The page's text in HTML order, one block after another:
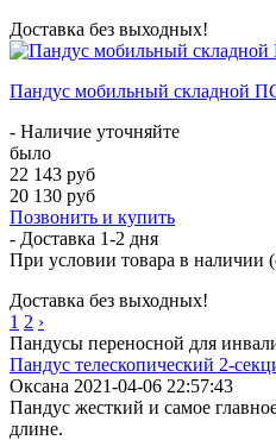
Доставка без выходных!
Пандус мобильный складной
- Наличие уточняйте
было
22 143 руб
20 130 руб
Позвонить и купить
- Доставка 1-2 дня
При условии товара в наличии
Доставка без выходных!
1 2 ›
Пандусы переносной для
Пандус телескопический 2-
Оксана 2021-04-06 22:57:43
Пандус жесткий и самое
длине.